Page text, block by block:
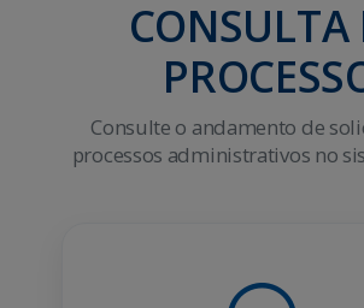
CONSULTA
Consulte o andamento de
processos administrativos no